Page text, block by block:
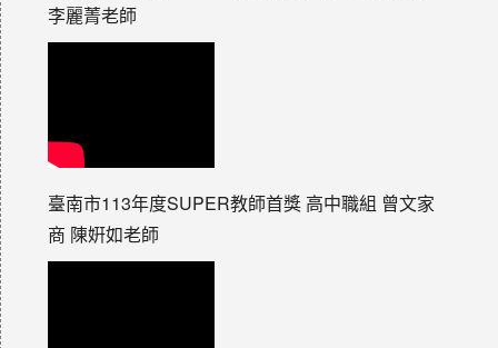
李麗菁老師
臺南市113年度SUPER教師首獎 高中職組 曾文家
商 陳姸如老師